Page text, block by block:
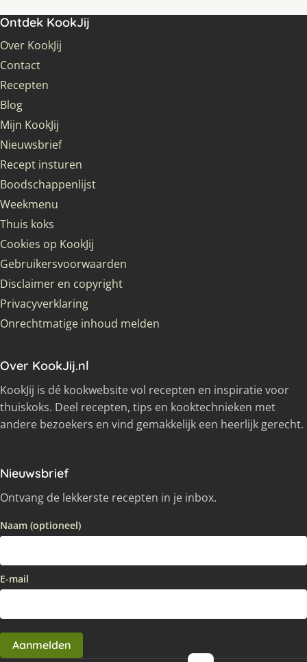
Ontdek KookJij
Over KookJij
Contact
Recepten
Blog
Mijn KookJij
Nieuwsbrief
Recept insturen
Boodschappenlijst
Weekmenu
Thuis koks
Cookies op KookJij
Gebruikersvoorwaarden
Disclaimer en copyright
Privacyverklaring
Onrechtmatige inhoud melden
Over KookJij.nl
KookJij is dé kookwebsite vol recepten en inspiratie voor
thuiskoks. Deel recepten, tips en kooktechnieken met
andere bezoekers en vind gemakkelijk een heerlijk gerecht.
Nieuwsbrief
Ontvang de lekkerste recepten in je inbox.
Naam (optioneel)
E-mail
Aanmelden